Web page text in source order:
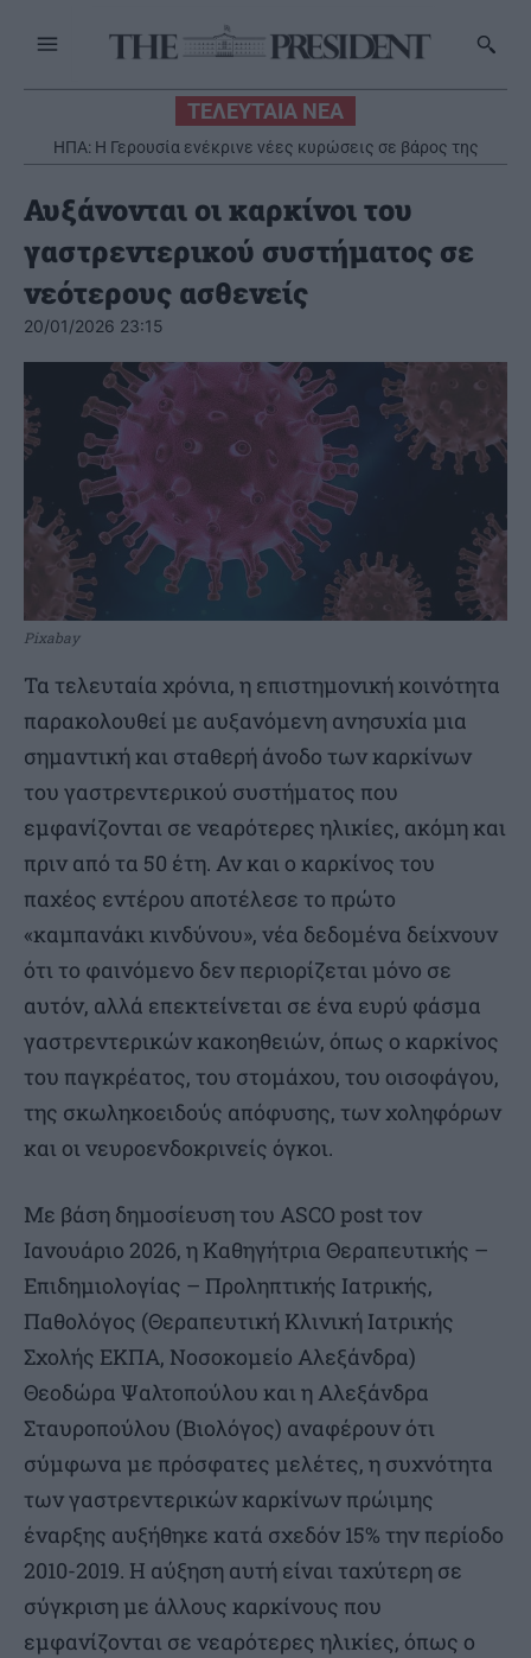
ΤΕΛΕΥΤΑΙΑ ΝΕΑ
ΗΠΑ: Η Γερουσία ενέκρινε νέες κυρώσεις σε βάρος της
Ρωσίας
Αυξάνονται οι καρκίνοι του
γαστρεντερικού συστήματος σε
νεότερους ασθενείς
20/01/2026 23:15
Pixabay
Τα τελευταία χρόνια, η επιστημονική κοινότητα
παρακολουθεί με αυξανόμενη ανησυχία μια
σημαντική και σταθερή άνοδο των καρκίνων
του γαστρεντερικού συστήματος που
εμφανίζονται σε νεαρότερες ηλικίες, ακόμη και
πριν από τα 50 έτη. Αν και ο καρκίνος του
παχέος εντέρου αποτέλεσε το πρώτο
«καμπανάκι κινδύνου», νέα δεδομένα δείχνουν
ότι το φαινόμενο δεν περιορίζεται μόνο σε
αυτόν, αλλά επεκτείνεται σε ένα ευρύ φάσμα
γαστρεντερικών κακοηθειών, όπως ο καρκίνος
του παγκρέατος, του στομάχου, του οισοφάγου,
της σκωληκοειδούς απόφυσης, των χοληφόρων
και οι νευροενδοκρινείς όγκοι.
Με βάση δημοσίευση του ASCO post τον
Ιανουάριο 2026, η Καθηγήτρια Θεραπευτικής –
Επιδημιολογίας – Προληπτικής Ιατρικής,
Παθολόγος (Θεραπευτική Κλινική Ιατρικής
Σχολής ΕΚΠΑ, Νοσοκομείο Αλεξάνδρα)
Θεοδώρα Ψαλτοπούλου και η Αλεξάνδρα
Σταυροπούλου (Βιολόγος) αναφέρουν ότι
σύμφωνα με πρόσφατες μελέτες, η συχνότητα
των γαστρεντερικών καρκίνων πρώιμης
έναρξης αυξήθηκε κατά σχεδόν 15% την περίοδο
2010-2019. Η αύξηση αυτή είναι ταχύτερη σε
σύγκριση με άλλους καρκίνους που
εμφανίζονται σε νεαρότερες ηλικίες, όπως ο